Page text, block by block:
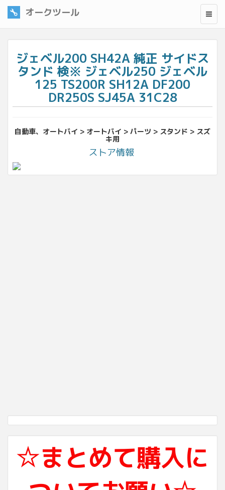
オークツール
ジェベル200 SH42A 純正 サイドス
タンド 検※ ジェベル250 ジェベル
125 TS200R SH12A DF200
DR250S SJ45A 31C28
自動車、オートバイ > オートバイ > パーツ > スタンド > スズ
キ用
ストア情報
☆まとめて購入に